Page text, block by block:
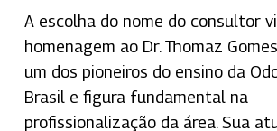
A escolha do nome do consultor
homenagem ao Dr. Thomaz
um dos pioneiros do ensino da
Brasil e figura fundamental na
profissionalização da área. Sua